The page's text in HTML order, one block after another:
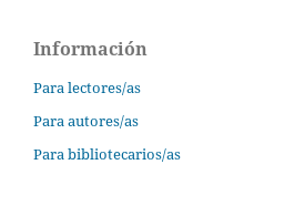
Información
Para lectores/as
Para autores/as
Para bibliotecarios/as